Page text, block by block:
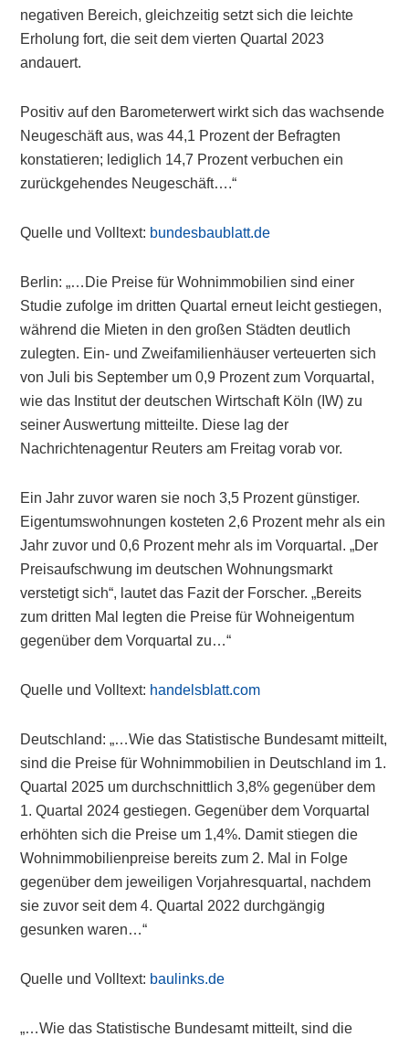
negativen Bereich, gleichzeitig setzt sich die leichte
Erholung fort, die seit dem vierten Quartal 2023
andauert.
Positiv auf den Barometerwert wirkt sich das wachsende
Neugeschäft aus, was 44,1 Prozent der Befragten
konstatieren; lediglich 14,7 Prozent verbuchen ein
zurückgehendes Neugeschäft….“
Quelle und Volltext: bundesbaublatt.de
Berlin: „…Die Preise für Wohnimmobilien sind einer
Studie zufolge im dritten Quartal erneut leicht gestiegen,
während die Mieten in den großen Städten deutlich
zulegten. Ein- und Zweifamilienhäuser verteuerten sich
von Juli bis September um 0,9 Prozent zum Vorquartal,
wie das Institut der deutschen Wirtschaft Köln (IW) zu
seiner Auswertung mitteilte. Diese lag der
Nachrichtenagentur Reuters am Freitag vorab vor.
Ein Jahr zuvor waren sie noch 3,5 Prozent günstiger.
Eigentumswohnungen kosteten 2,6 Prozent mehr als ein
Jahr zuvor und 0,6 Prozent mehr als im Vorquartal. „Der
Preisaufschwung im deutschen Wohnungsmarkt
verstetigt sich“, lautet das Fazit der Forscher. „Bereits
zum dritten Mal legten die Preise für Wohneigentum
gegenüber dem Vorquartal zu…“
Quelle und Volltext: handelsblatt.com
Deutschland: „…Wie das Statistische Bundesamt mitteilt,
sind die Preise für Wohnimmobilien in Deutschland im 1.
Quartal 2025 um durchschnittlich 3,8% gegenüber dem
1. Quartal 2024 gestiegen. Gegenüber dem Vorquartal
erhöhten sich die Preise um 1,4%. Damit stiegen die
Wohnimmobilienpreise bereits zum 2. Mal in Folge
gegenüber dem jeweiligen Vorjahresquartal, nachdem
sie zuvor seit dem 4. Quartal 2022 durchgängig
gesunken waren…“
Quelle und Volltext: baulinks.de
„…Wie das Statistische Bundesamt mitteilt, sind die